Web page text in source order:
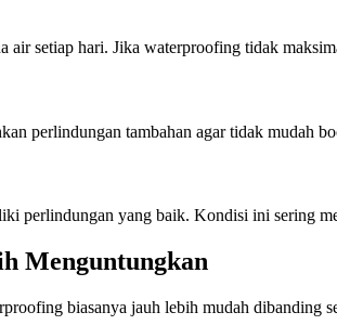
setiap hari. Jika waterproofing tidak
perlindungan tambahan agar tidak mudah
perlindungan yang baik. Kondisi ini sering
Menguntungkan
biasanya jauh lebih mudah dibanding